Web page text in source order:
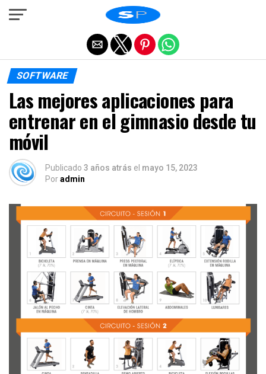
SOFTWARE
Las mejores aplicaciones para
entrenar en el gimnasio desde tu
móvil
Publicado 3 años atrás el mayo 15, 2023
Poradmin
Salir de la versión móvil